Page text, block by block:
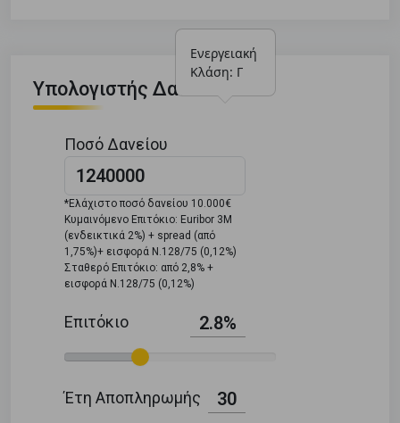
Ενεργειακή
Κλάση: Γ
Υπολογιστής Δανείου
Ποσό Δανείου
*Ελάχιστο ποσό δανείου 10.000€
Κυμαινόμενο Επιτόκιο: Euribor 3M
(ενδεικτικά 2%) + spread (από
1,75%)+ εισφορά Ν.128/75 (0,12%)
Σταθερό Επιτόκιο: από 2,8% +
εισφορά Ν.128/75 (0,12%)
Επιτόκιο 2.8%
Έτη Αποπληρωμής 30